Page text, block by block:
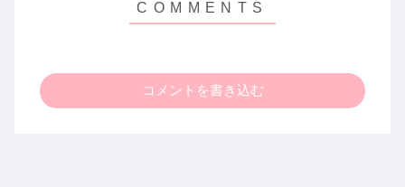
コメントを書き込む